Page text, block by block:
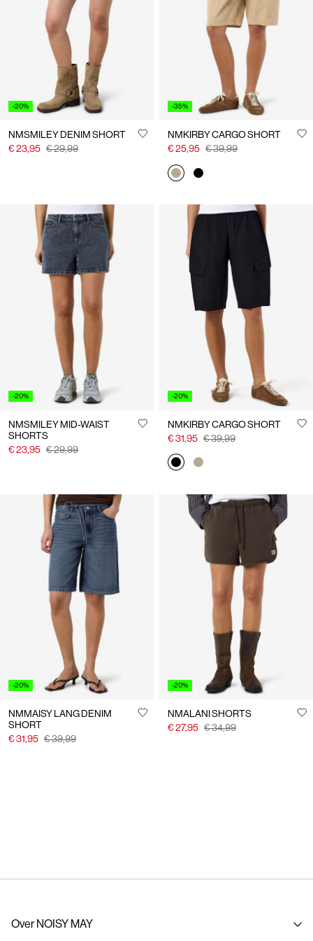
Nederlands
-20%
NMSMILEY DENIM SHORT
€ 23,95 € 29,99
-35%
NMKIRBY CARGO SHORT
€ 25,95 € 39,99
-20%
NMSMILEY MID-WAIST
SHORTS
€ 23,95 € 29,99
-20%
NMKIRBY CARGO SHORT
€ 31,95 € 39,99
-20%
NMMAISY LANG DENIM
SHORT
€ 31,95 € 39,99
-20%
NMALANI SHORTS
€ 27,95 € 34,99
Over NOISY MAY